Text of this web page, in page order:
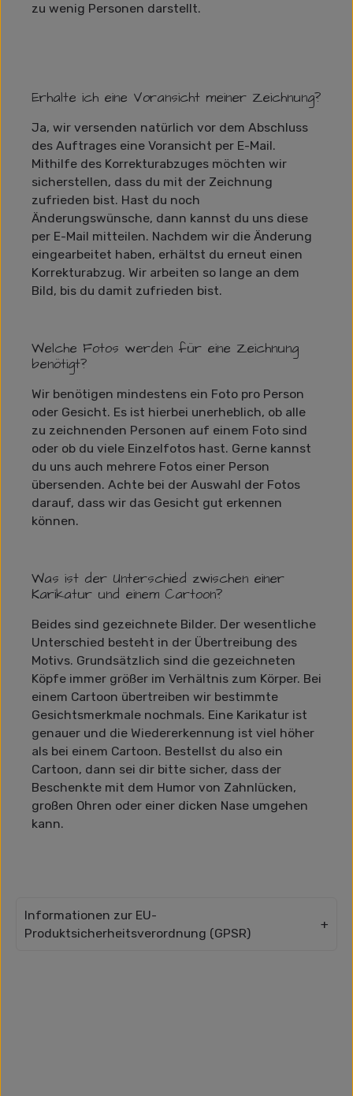
zu wenig Personen darstellt.
Erhalte ich eine Voransicht meiner Zeichnung?
Ja, wir versenden natürlich vor dem Abschluss
des Auftrages eine Voransicht per E-Mail.
Mithilfe des Korrekturabzuges möchten wir
sicherstellen, dass du mit der Zeichnung
zufrieden bist. Hast du noch
Änderungswünsche, dann kannst du uns diese
per E-Mail mitteilen. Nachdem wir die Änderung
eingearbeitet haben, erhältst du erneut einen
Korrekturabzug. Wir arbeiten so lange an dem
Bild, bis du damit zufrieden bist.
Welche Fotos werden für eine Zeichnung
benötigt?
Wir benötigen mindestens ein Foto pro Person
oder Gesicht. Es ist hierbei unerheblich, ob alle
zu zeichnenden Personen auf einem Foto sind
oder ob du viele Einzelfotos hast. Gerne kannst
du uns auch mehrere Fotos einer Person
übersenden. Achte bei der Auswahl der Fotos
darauf, dass wir das Gesicht gut erkennen
können.
Was ist der Unterschied zwischen einer
Karikatur und einem Cartoon?
Beides sind gezeichnete Bilder. Der wesentliche
Unterschied besteht in der Übertreibung des
Motivs. Grundsätzlich sind die gezeichneten
Köpfe immer größer im Verhältnis zum Körper. Bei
einem Cartoon übertreiben wir bestimmte
Gesichtsmerkmale nochmals. Eine Karikatur ist
genauer und die Wiedererkennung ist viel höher
als bei einem Cartoon. Bestellst du also ein
Cartoon, dann sei dir bitte sicher, dass der
Beschenkte mit dem Humor von Zahnlücken,
großen Ohren oder einer dicken Nase umgehen
kann.
Informationen zur EU-
Produktsicherheitsverordnung (GPSR)